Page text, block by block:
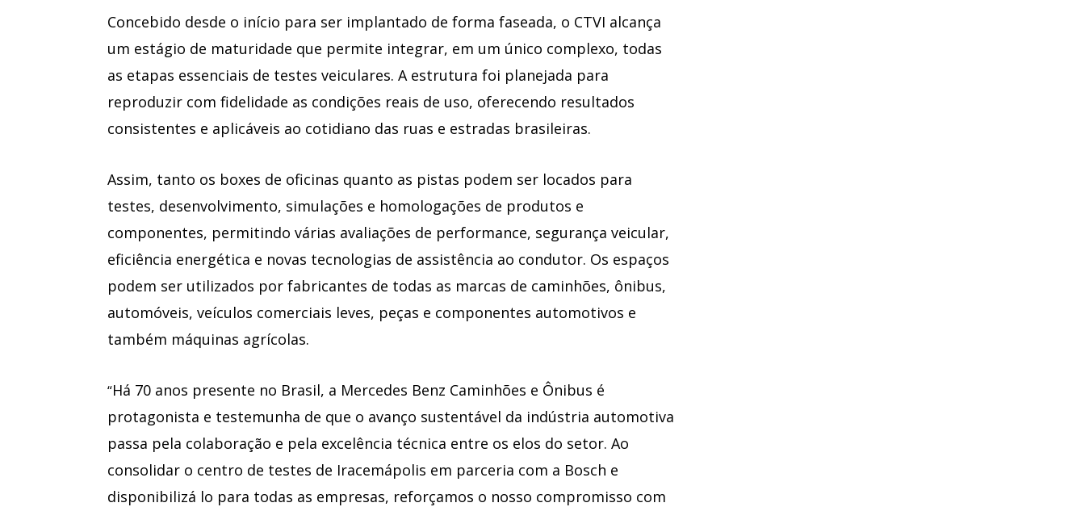
Concebido desde o início para ser implantado de forma faseada, o CTVI alcança
um estágio de maturidade que permite integrar, em um único complexo, todas
as etapas essenciais de testes veiculares. A estrutura foi planejada para
reproduzir com fidelidade as condições reais de uso, oferecendo resultados
consistentes e aplicáveis ao cotidiano das ruas e estradas brasileiras.
Assim, tanto os boxes de oficinas quanto as pistas podem ser locados para
testes, desenvolvimento, simulações e homologações de produtos e
componentes, permitindo várias avaliações de performance, segurança veicular,
eficiência energética e novas tecnologias de assistência ao condutor. Os espaços
podem ser utilizados por fabricantes de todas as marcas de caminhões, ônibus,
automóveis, veículos comerciais leves, peças e componentes automotivos e
também máquinas agrícolas.
“Há 70 anos presente no Brasil, a Mercedes Benz Caminhões e Ônibus é
protagonista e testemunha de que o avanço sustentável da indústria automotiva
passa pela colaboração e pela excelência técnica entre os elos do setor. Ao
consolidar o centro de testes de Iracemápolis em parceria com a Bosch e
disponibilizá lo para todas as empresas, reforçamos o nosso compromisso com